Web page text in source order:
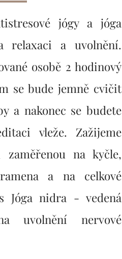
jógy a jóga
relaxaci a uvolnění.
osobě 2 hodinový
se bude jemně cvičit
a nakonec se budete
vleže. Zažijeme
na kyčle,
a na celkové
Jóga nidra - vedená
uvolnění nervové